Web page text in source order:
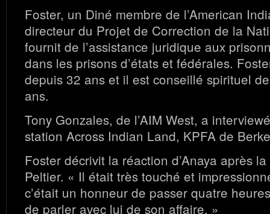
Foster, un Diné membre de l’American
directeur du Projet de Correction de la
fournit de l’assistance juridique aux
dans les prisons d’états et fédérales.
depuis 32 ans et il est conseillé spirituel
ans.
Tony Gonzales, de l’AIM West, a
station Across Indian Land, KPFA de
Foster décrivit la réaction d’Anaya après
Peltier. « Il était très touché et
c’était un honneur de passer quatre
de parler avec lui de son affaire. »